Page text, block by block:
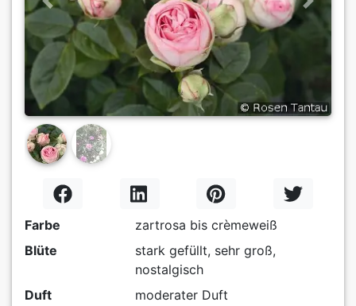
Previous Next
Farbe
zartrosa bis crèmeweiß
Blüte
stark gefüllt, sehr groß,
nostalgisch
Duft
moderater Duft